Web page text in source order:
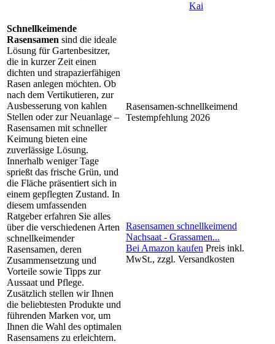
Kai
Schnellkeimende
Rasensamen sind die ideale
Lösung für Gartenbesitzer,
die in kurzer Zeit einen
dichten und strapazierfähigen
Rasen anlegen möchten. Ob
nach dem Vertikutieren, zur
Ausbesserung von kahlen
Stellen oder zur Neuanlage –
Rasensamen mit schneller
Keimung bieten eine
zuverlässige Lösung.
Innerhalb weniger Tage
sprießt das frische Grün, und
die Fläche präsentiert sich in
einem gepflegten Zustand. In
diesem umfassenden
Ratgeber erfahren Sie alles
über die verschiedenen Arten
schnellkeimender
Rasensamen, deren
Zusammensetzung und
Vorteile sowie Tipps zur
Aussaat und Pflege.
Zusätzlich stellen wir Ihnen
die beliebtesten Produkte und
führenden Marken vor, um
Ihnen die Wahl des optimalen
Rasensamens zu erleichtern.
Rasensamen-schnellkeimend
Testempfehlung 2026
Rasensamen schnellkeimend
Nachsaat - Grassamen...
Bei Amazon kaufen Preis inkl.
MwSt., zzgl. Versandkosten